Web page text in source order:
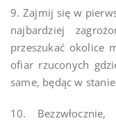
9. Zajmij się w
najbardziej
przeszukać okolice
ofiar rzuconych
same, będąc w
10.